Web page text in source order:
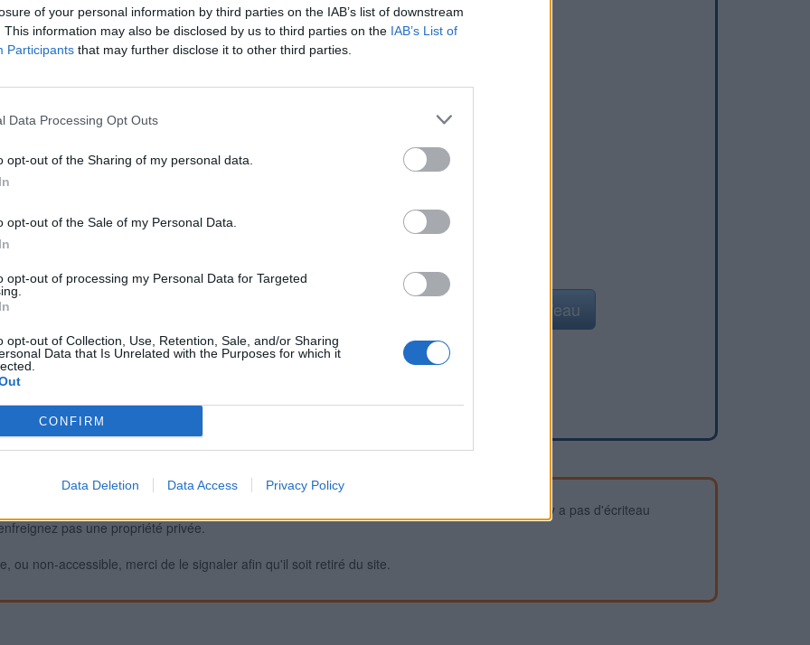
of your personal information by third parties on the IAB’s list of downstream
This information may also be disclosed by us to third parties on the IAB’s List of
Participants that may further disclose it to other third parties.
Data Processing Opt Outs
opt-out of the Sharing of my personal data.
opt-out of the Sale of my Personal Data.
opt-out of processing my Personal Data for Targeted
opt-out of Collection, Use, Retention, Sale, and/or Sharing
Data that Is Unrelated with the Purposes for which it
CONFIRM
Data Deletion Data Access Privacy Policy
de la voie
Ajouter un point d'eau
ne peut pas être garantie. Avant d'utiliser un point d'eau, vous devez vous assurer qu'il n'y a pas d'écriteau
pas une propriété privée.
ou non-accessible, merci de le signaler afin qu'il soit retiré du site.